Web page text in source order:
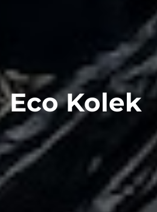
Eco Kolek